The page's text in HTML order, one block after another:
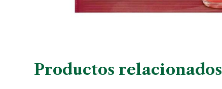
Productos relacionados